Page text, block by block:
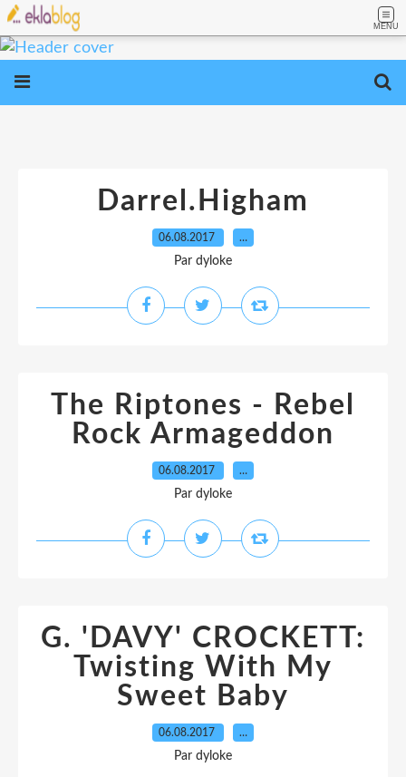
MENU
Darrel.Higham
06.08.2017 …
Par dyloke
The Riptones - Rebel
Rock Armageddon
06.08.2017 …
Par dyloke
G. 'DAVY' CROCKETT:
Twisting With My
Sweet Baby
06.08.2017 …
Par dyloke